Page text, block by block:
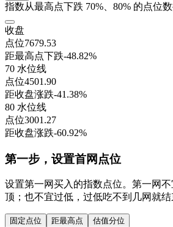
指数从最高点下跌 70%、80% 的点位
收盘
点位7679.53
距最高点下跌-48.82%
70 水位线
点位4501.90
距收盘涨跌-41.38%
80 水位线
点位3001.27
距收盘涨跌-60.92%
第一步，设置首网点位
设置第一网买入的指数点位。第一网
顶；也不宜过低，过低吃不到几网就结
固定点位 距最高点 估值分位